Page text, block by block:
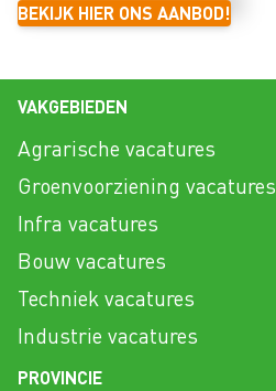
BEKIJK HIER ONS AANBOD!
VAKGEBIEDEN
Agrarische vacatures
Groenvoorziening vacatures
Infra vacatures
Bouw vacatures
Techniek vacatures
Industrie vacatures
PROVINCIE